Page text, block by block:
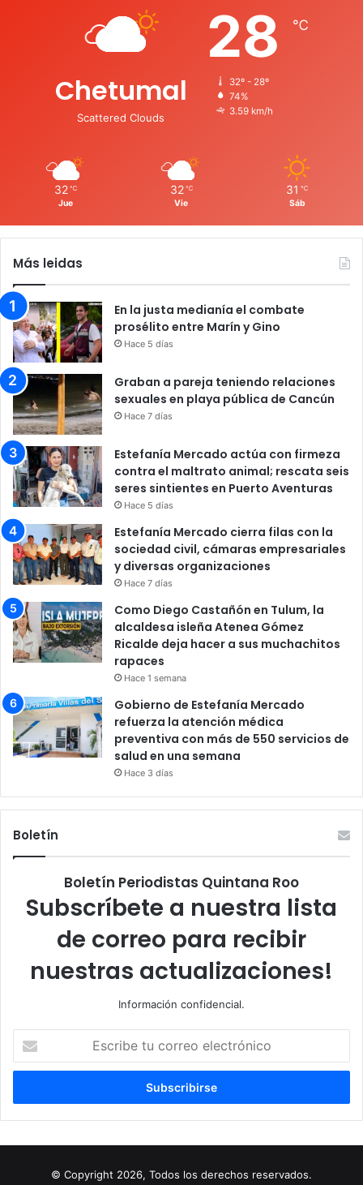
Chetumal
Scattered Clouds
28 ℃
32º - 28º
74%
3.59 km/h
32 ℃
Jue
32 ℃
Vie
31 ℃
Sáb
Más leidas
En la justa medianía el combate
prosélito entre Marín y Gino
Hace 5 días
Graban a pareja teniendo relaciones
sexuales en playa pública de Cancún
Hace 7 días
Estefanía Mercado actúa con firmeza
contra el maltrato animal; rescata seis
seres sintientes en Puerto Aventuras
Hace 5 días
Estefanía Mercado cierra filas con la
sociedad civil, cámaras empresariales
y diversas organizaciones
Hace 7 días
Como Diego Castañón en Tulum, la
alcaldesa isleña Atenea Gómez
Ricalde deja hacer a sus muchachitos
rapaces
Hace 1 semana
Gobierno de Estefanía Mercado
refuerza la atención médica
preventiva con más de 550 servicios de
salud en una semana
Hace 3 días
Boletín
Boletín Periodistas Quintana Roo
Subscríbete a nuestra lista
de correo para recibir
nuestras actualizaciones!
Información confidencial.
correo
© Copyright 2026, Todos los derechos reservados.